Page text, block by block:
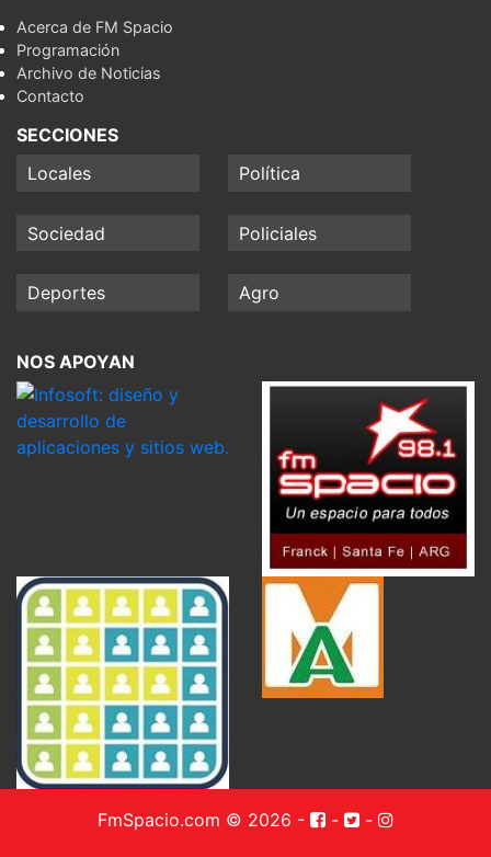
Acerca de FM Spacio
Programación
Archivo de Noticias
Contacto
SECCIONES
Locales
Política
Sociedad Policiales
Deportes Agro
NOS APOYAN
FmSpacio.com © 2026 - - -